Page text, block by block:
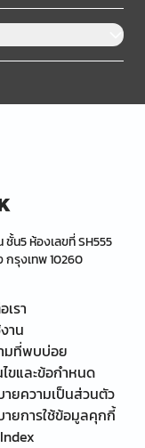
ชั้น5 ห้องเลขที่ SH555
กรุงเทพ 10260
รา
าน
มที่พบบ่อย
ไขและข้อกำหนด
ายความเป็นส่วนตัว
ายการใช้ข้อมูลคุกกี้